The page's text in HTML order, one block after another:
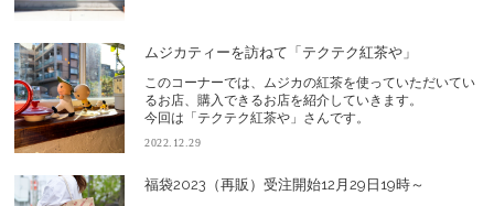
ムジカティーを訪ねて「テクテク紅茶や」
このコーナーでは、ムジカの紅茶を使っていただいてい
るお店、購入できるお店を紹介していきます。
今回は「テクテク紅茶や」さんです。
2022.12.29
福袋2023（再販）受注開始12月29日19時～